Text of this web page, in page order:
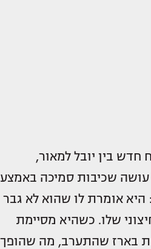
חדש בין יובל למאור,
שכיבות סמיכה באמצע
היא אומרת לו שהוא לא גבר
שלו. כשהיא מסיימת
בארז שהתערב, מה שהופך